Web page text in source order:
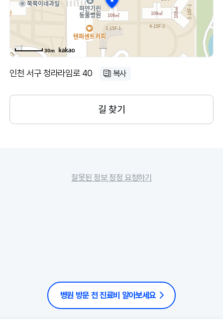
30m
인천 서구 청라라임로 40 복사
길 찾기
잘못된 정보 정정 요청하기
병원 방문 전 진료비 알아보세요